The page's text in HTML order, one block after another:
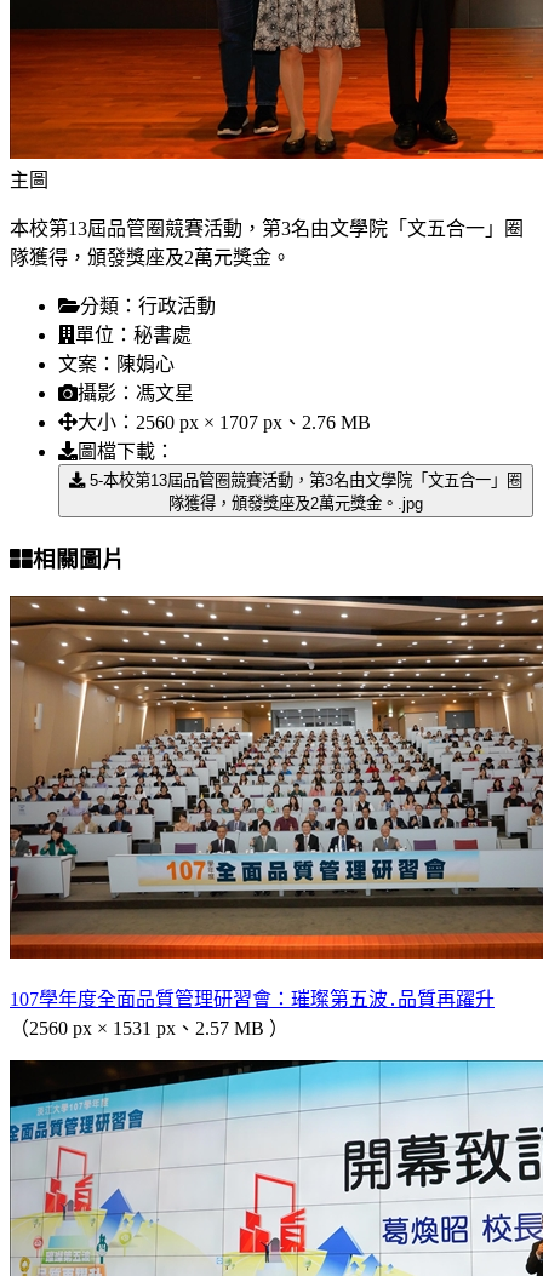
主圖
本校第13屆品管圈競賽活動，第3名由文學院「文五合一」圈
隊獲得，頒發獎座及2萬元獎金。
分類： 行政活動
單位： 秘書處
文案： 陳娟心
攝影： 馮文星
大小： 2560 px × 1707 px、2.76 MB
圖檔下載：
5-本校第13屆品管圈競賽活動，第3名由文學院「文五合一」圈
隊獲得，頒發獎座及2萬元獎金。.jpg
相關圖片
107學年度全面品質管理研習會：璀璨第五波․品質再躍升
（2560 px × 1531 px、2.57 MB ）